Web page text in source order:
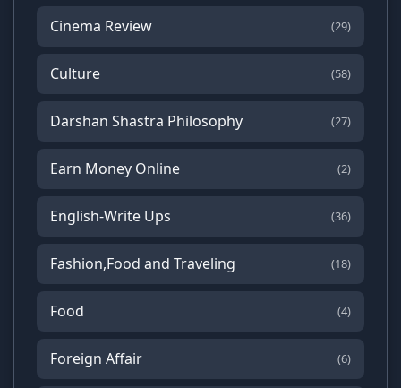
Cinema Review (29)
Culture (58)
Darshan Shastra Philosophy (27)
Earn Money Online (2)
English-Write Ups (36)
Fashion,Food and Traveling (18)
Food (4)
Foreign Affair (6)